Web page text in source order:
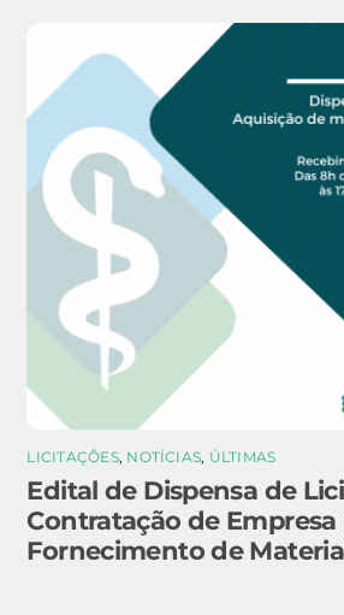
LICITAÇÕES, NOTÍCIAS, ÚLTIMAS
Edital de Dispensa de
Contratação de Empresa
Fornecimento de